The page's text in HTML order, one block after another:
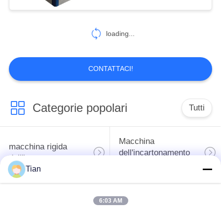
loading...
CONTATTACI!
Categorie popolari Tutti
macchina rigida
dell'incartonamento
Macchina
dell'incartonamento
caso automatico che
Tian
6:03 AM